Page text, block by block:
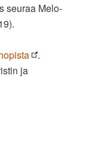
seuraa Melo-
.
ja